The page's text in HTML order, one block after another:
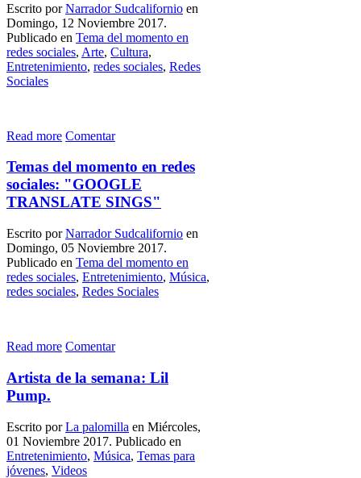
Escrito porNarrador Sudcalifornio en
Domingo, 12 Noviembre 2017.
Publicado en Tema del momento en
redes sociales, Arte, Cultura,
Entretenimiento, redes sociales, Redes
Sociales
Read more Comentar
Temas del momento en redes
sociales: "GOOGLE
TRANSLATE SINGS"
Escrito porNarrador Sudcalifornio en
Domingo, 05 Noviembre 2017.
Publicado en Tema del momento en
redes sociales, Entretenimiento, Música,
redes sociales, Redes Sociales
Read more Comentar
Artista de la semana: Lil
Pump.
Escrito porLa palomilla en Miércoles,
01 Noviembre 2017. Publicado en
Entretenimiento, Música, Temas para
jóvenes, Videos